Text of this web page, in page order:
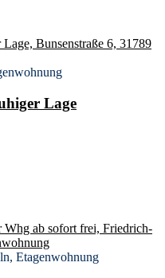
Lage
Etagenwohnung